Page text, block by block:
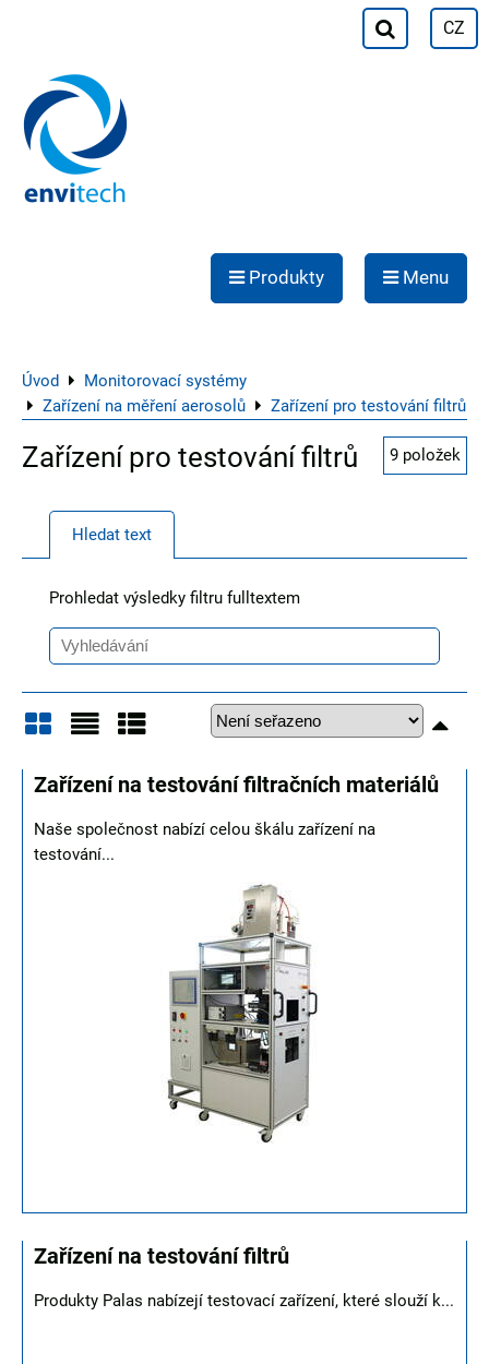
CZ
Produkty Menu
Úvod
Monitorovací systémy
Zařízení na měření aerosolů
Zařízení pro testování filtrů
Zařízení pro testování filtrů 9 položek
Hledat text
Prohledat výsledky filtru fulltextem
Mřížka
Zařízení na testování filtračních materiálů
Naše společnost nabízí celou škálu zařízení na
testování...
Zařízení na testování filtrů
Produkty Palas nabízejí testovací zařízení, které slouží k...